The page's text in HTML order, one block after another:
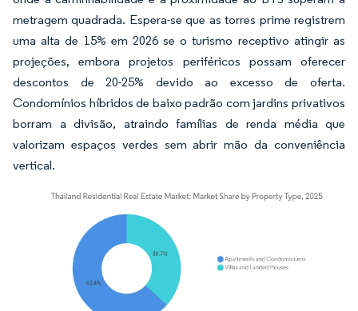
metragem quadrada. Espera-se que as torres prime registrem
uma alta de 15% em 2026 se o turismo receptivo atingir as
projeções, embora projetos periféricos possam oferecer
descontos de 20-25% devido ao excesso de oferta.
Condomínios híbridos de baixo padrão com jardins privativos
borram a divisão, atraindo famílias de renda média que
valorizam espaços verdes sem abrir mão da conveniência
vertical.